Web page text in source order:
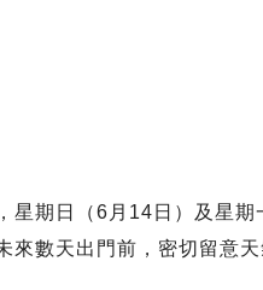
星期日（6月14日）及星
數天出門前，密切留意